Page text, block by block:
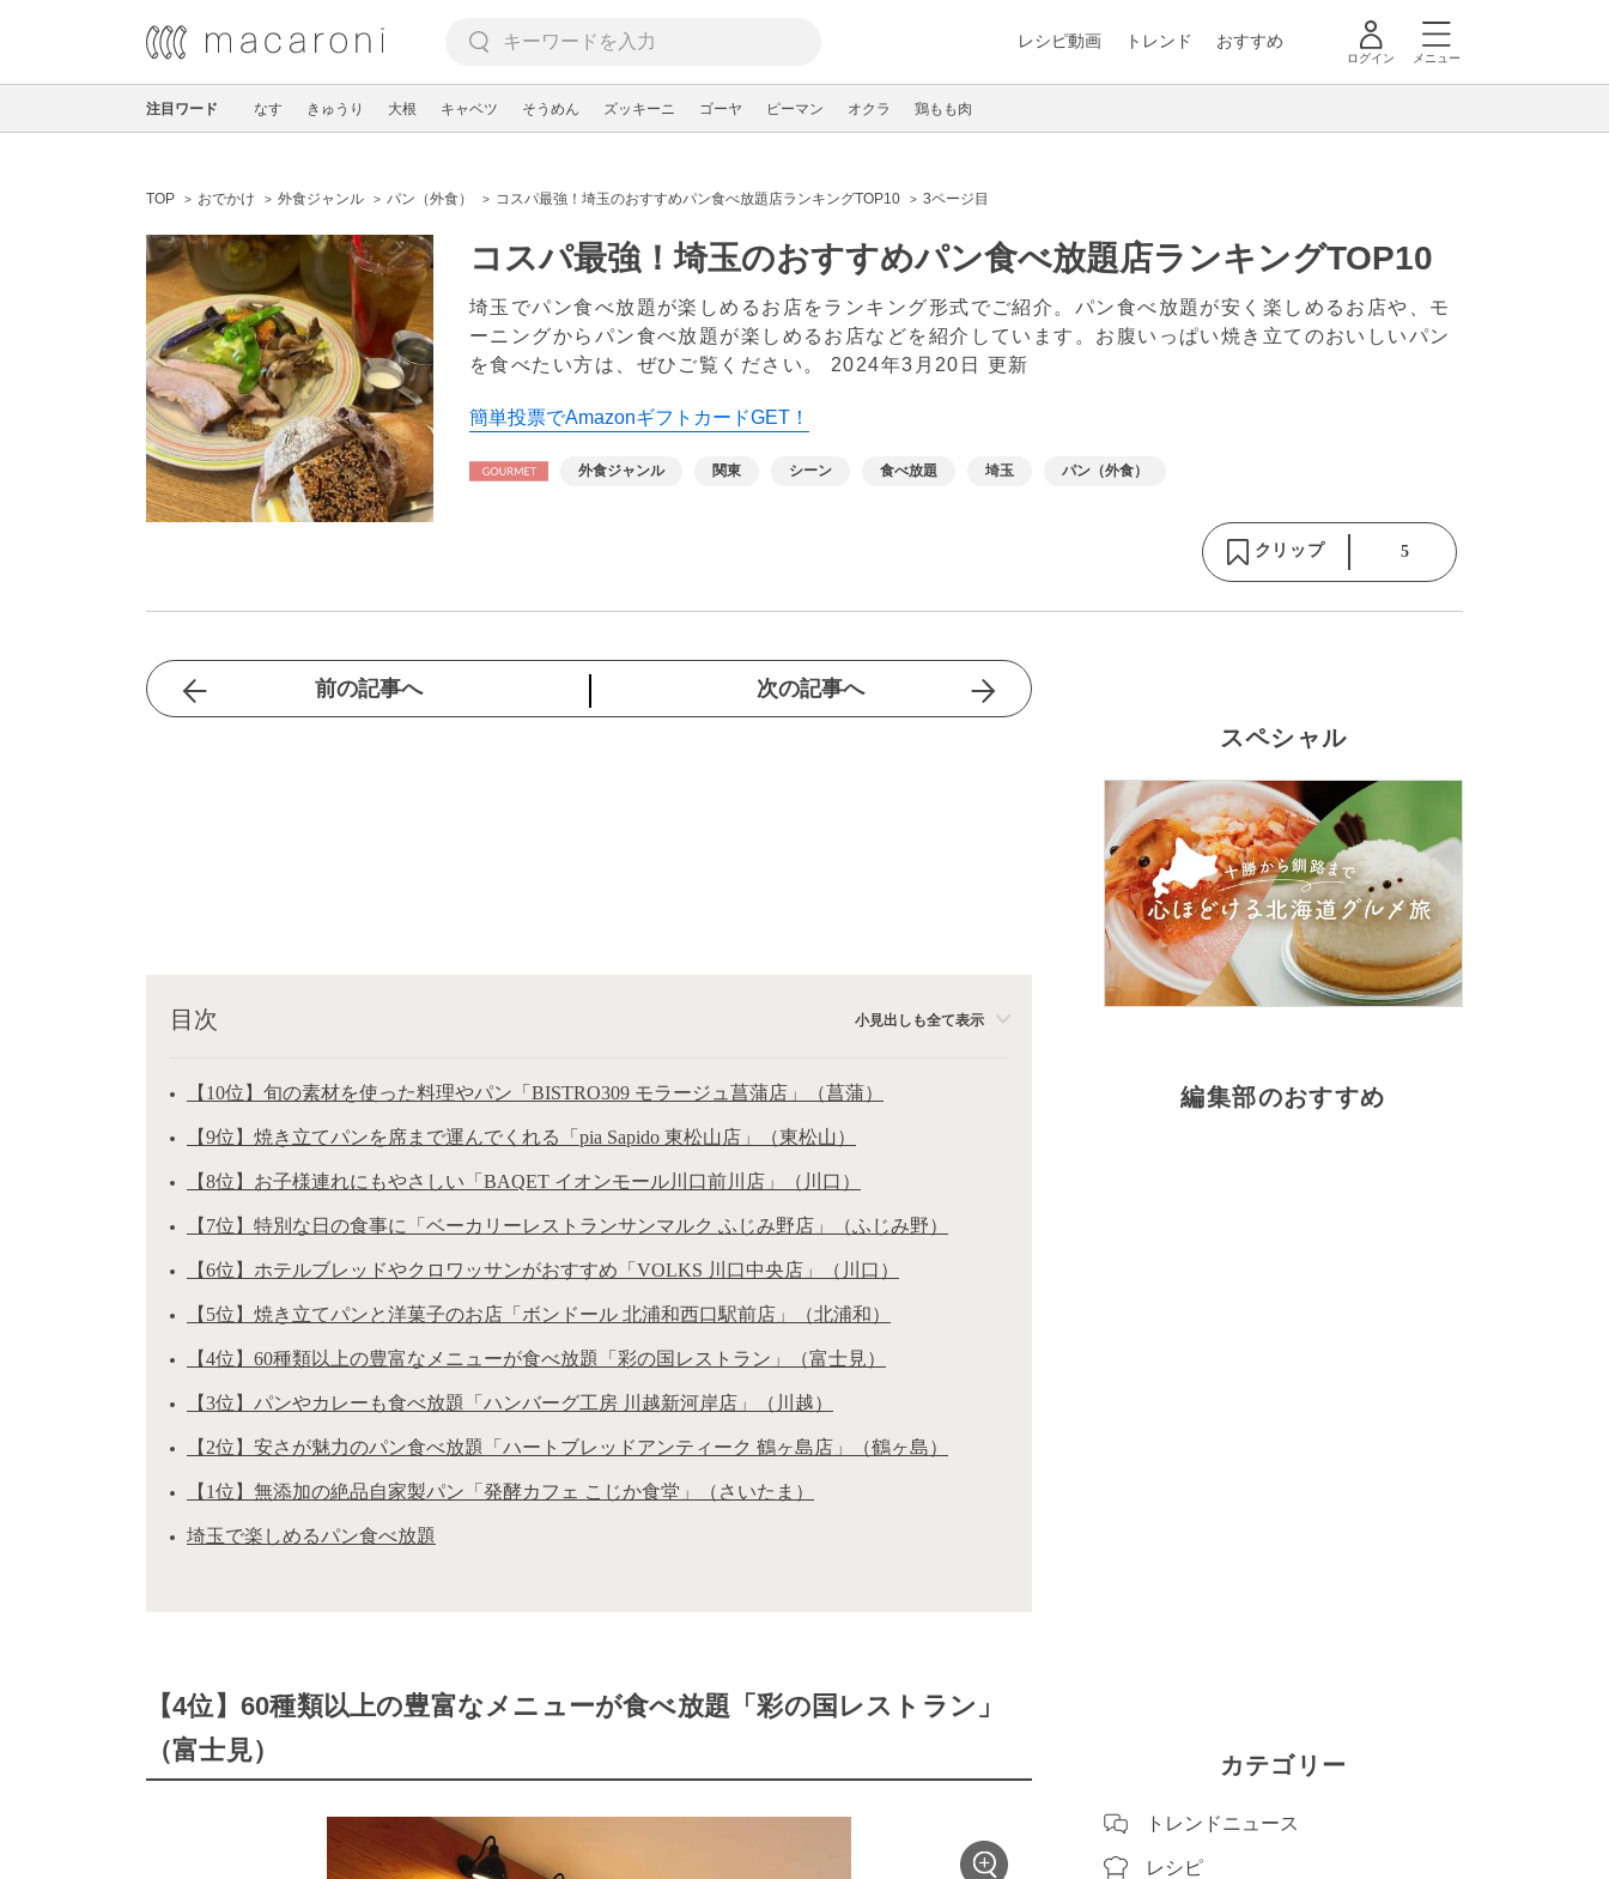
レシピ動画 トレンド おすすめ
ログイン メニュー
注目ワード なす きゅうり 大根 キャベツ そうめん ズッキーニ ゴーヤ ピーマン オクラ 鶏もも肉
TOP おでかけ 外食ジャンル パン（外食） コスパ最強！埼玉のおすすめパン食べ放題店ランキングTOP10 3ページ目
コスパ最強！埼玉のおすすめパン食べ放題店ランキングTOP10
埼玉でパン食べ放題が楽しめるお店をランキング形式でご紹介。パン食べ放題が安く楽しめるお店や、モ
ーニングからパン食べ放題が楽しめるお店などを紹介しています。お腹いっぱい焼き立てのおいしいパン
を食べたい方は、ぜひご覧ください。 2024年3月20日 更新
簡単投票でAmazonギフトカードGET！
外食ジャンル 関東 シーン 食べ放題 埼玉 パン（外食）
クリップ 5
前の記事へ 次の記事へ
目次 小見出しも全て表示
【10位】旬の素材を使った料理やパン「BISTRO309 モラージュ菖蒲店」（菖蒲）
【9位】焼き立てパンを席まで運んでくれる「pia Sapido 東松山店」（東松山）
【8位】お子様連れにもやさしい「BAQET イオンモール川口前川店」（川口）
【7位】特別な日の食事に「ベーカリーレストランサンマルク ふじみ野店」（ふじみ野）
【6位】ホテルブレッドやクロワッサンがおすすめ「VOLKS 川口中央店」（川口）
【5位】焼き立てパンと洋菓子のお店「ボンドール 北浦和西口駅前店」（北浦和）
【4位】60種類以上の豊富なメニューが食べ放題「彩の国レストラン」（富士見）
【3位】パンやカレーも食べ放題「ハンバーグ工房 川越新河岸店」（川越）
【2位】安さが魅力のパン食べ放題「ハートブレッドアンティーク 鶴ヶ島店」（鶴ヶ島）
【1位】無添加の絶品自家製パン「発酵カフェ こじか食堂」（さいたま）
埼玉で楽しめるパン食べ放題
【4位】60種類以上の豊富なメニューが食べ放題「彩の国レストラン」
（富士見）
スペシャル
編集部のおすすめ
カテゴリー
トレンドニュース
レシピ